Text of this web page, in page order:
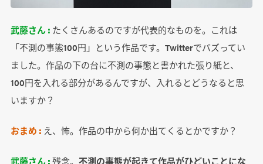
武藤さん : たくさんあるのですが代表的なものを。これは
「不測の事態100円」という作品です。Twitterでバズってい
ました。作品の下の台に不測の事態と書かれた張り紙と、
100円を入れる部分があるんですが、入れるとどうなると思
いますか？
おまめ : え、怖。作品の中から何か出てくるとかですか？
武藤さん :残念。 不測の事態が起きて作品がひどいことにな